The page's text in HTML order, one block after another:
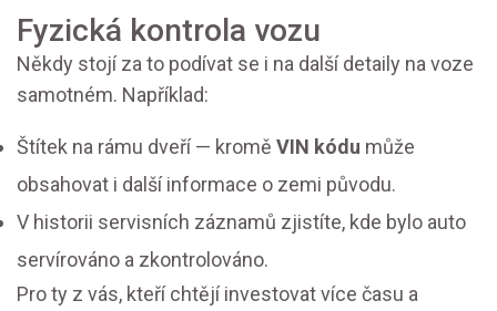
Fyzická kontrola vozu
Někdy stojí za to podívat se i na další detaily na voze
samotném. Například:
Štítek na rámu dveří — kromě VIN kódu může
obsahovat i další informace o zemi původu.
V historii servisních záznamů zjistíte, kde bylo auto
servírováno a zkontrolováno.
Pro ty z vás, kteří chtějí investovat více času a